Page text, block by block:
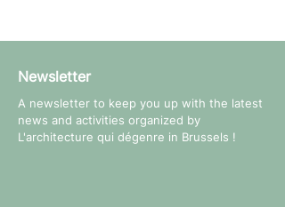
Newsletter
A newsletter to keep you up with the latest
news and activities organized by
L'architecture qui dégenre in Brussels !